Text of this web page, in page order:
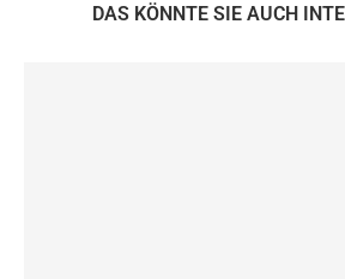
DAS KÖNNTE SIE AUCH